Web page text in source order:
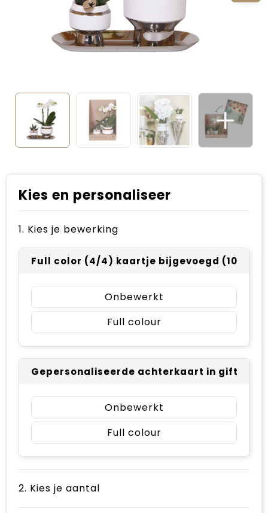
Zomergeschenken
Zomerpakketten
Kies en personaliseer
1. Kies je bewerking
Full color (4/4) kaartje bijgevoegd (105 x
Onbewerkt
Full colour
Gepersonaliseerde achterkaart in giftbox
Onbewerkt
Full colour
2. Kies je aantal